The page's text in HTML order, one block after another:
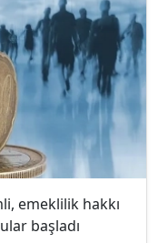
emeklilik hakkı
başladı